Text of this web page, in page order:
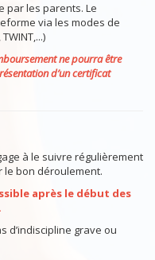
par les parents. Le
via les modes de
ne pourra être
d’un certificat
à le suivre régulièrement
le bon déroulement.
après le début des
d’indiscipline grave ou